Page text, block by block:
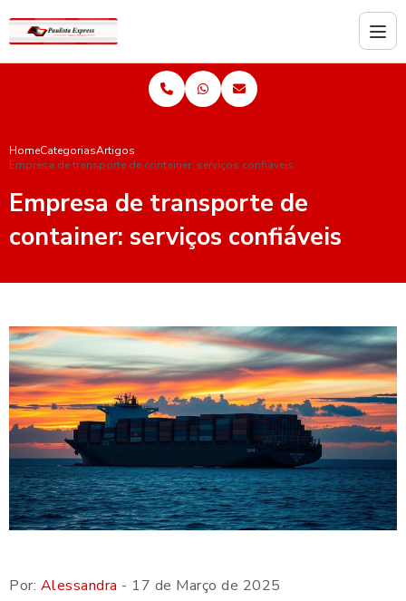
HomeCategoriasArtigos
Empresa de transporte de container: serviços confiáveis
Empresa de transporte de
container: serviços confiáveis
Por: Alessandra - 17 de Março de 2025